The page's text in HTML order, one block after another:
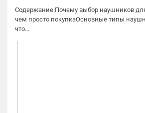
Содержание:Почему выбор наушников
чем просто покупкаОсновные типы
что…
Комментарий*